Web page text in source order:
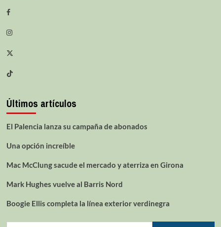
Últimos artículos
El Palencia lanza su campaña de abonados
Una opción increíble
Mac McClung sacude el mercado y aterriza en Girona
Mark Hughes vuelve al Barris Nord
Boogie Ellis completa la línea exterior verdinegra